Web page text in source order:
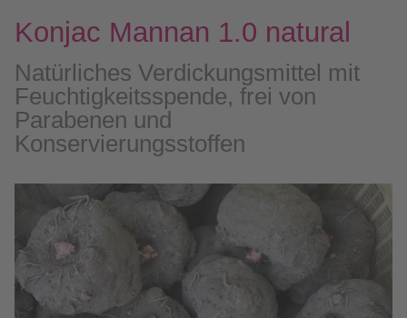
Konjac Mannan 1.0 natural
Natürliches Verdickungsmittel mit
Feuchtigkeitsspende, frei von
Parabenen und
Konservierungsstoffen